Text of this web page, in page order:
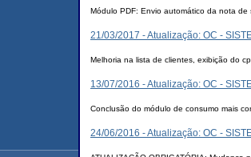
Módulo PDF: Envio automático da nota
21/03/2017 - Atualização: OC -
Melhoria na lista de clientes, exibição do
13/07/2016 - Atualização: OC -
Conclusão do módulo de consumo mais
24/06/2016 - Atualização: OC -